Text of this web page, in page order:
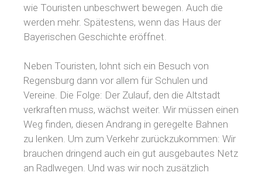
wie Touristen unbeschwert bewegen. Auch die
werden mehr. Spätestens, wenn das Haus der
Bayerischen Geschichte eröffnet.
Neben Touristen, lohnt sich ein Besuch von
Regensburg dann vor allem für Schulen und
Vereine. Die Folge: Der Zulauf, den die Altstadt
verkraften muss, wächst weiter. Wir müssen einen
Weg finden, diesen Andrang in geregelte Bahnen
zu lenken. Um zum Verkehr zurückzukommen: Wir
brauchen dringend auch ein gut ausgebautes Netz
an Radlwegen. Und was wir noch zusätzlich